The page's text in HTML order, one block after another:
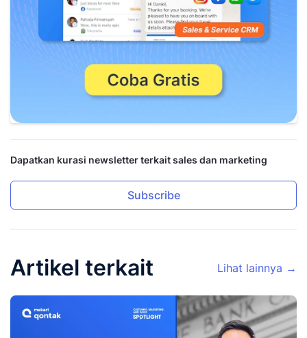
Dapatkan kurasi newsletter terkait sales dan marketing
Subscribe
Artikel terkait Lihat lainnya →